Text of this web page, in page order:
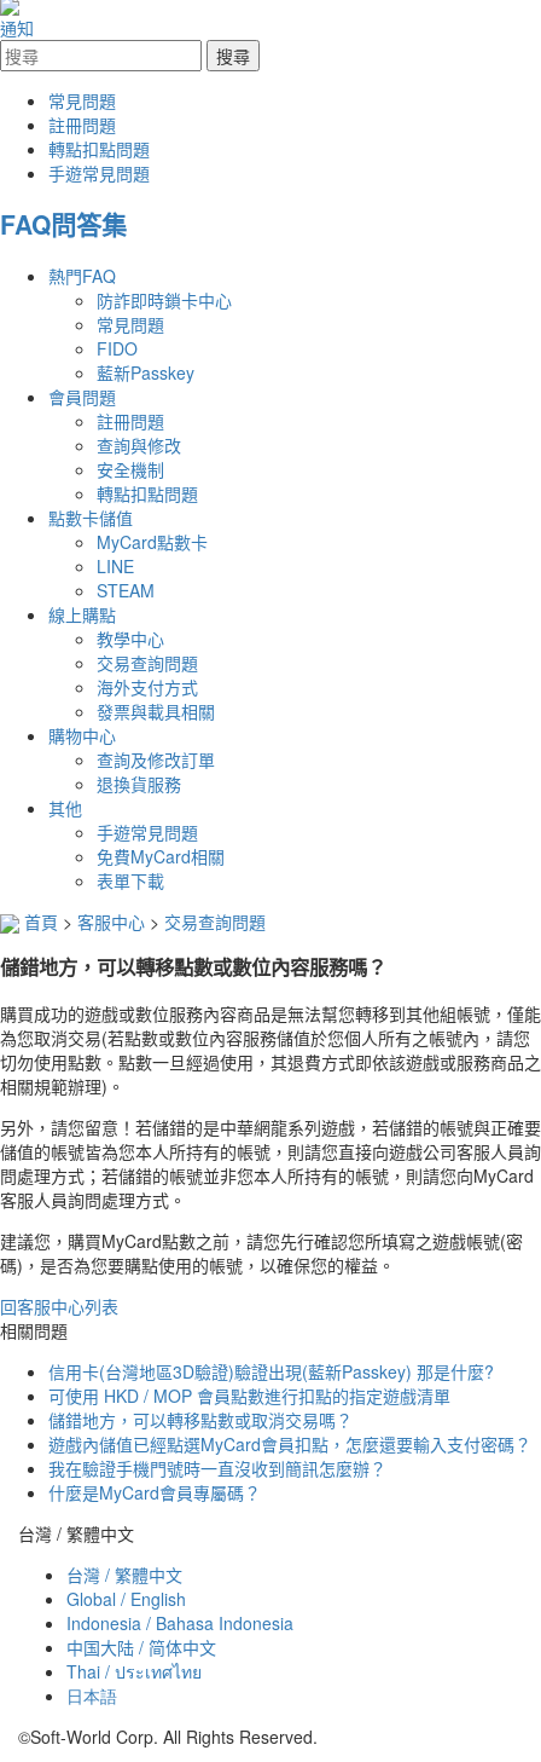
通知
常見問題
註冊問題
轉點扣點問題
手遊常見問題
FAQ問答集
熱門FAQ
防詐即時鎖卡中心
常見問題
FIDO
藍新Passkey
會員問題
註冊問題
查詢與修改
安全機制
轉點扣點問題
點數卡儲值
MyCard點數卡
LINE
STEAM
線上購點
教學中心
交易查詢問題
海外支付方式
發票與載具相關
購物中心
查詢及修改訂單
退換貨服務
其他
手遊常見問題
免費MyCard相關
表單下載
首頁 > 客服中心 > 交易查詢問題
儲錯地方，可以轉移點數或數位內容服務嗎？
購買成功的遊戲或數位服務內容商品是無法幫您轉移到其他組帳號，僅能
為您取消交易(若點數或數位內容服務儲值於您個人所有之帳號內，請您
切勿使用點數。點數一旦經過使用，其退費方式即依該遊戲或服務商品之
相關規範辦理)。
另外，請您留意！若儲錯的是中華網龍系列遊戲，若儲錯的帳號與正確要
儲值的帳號皆為您本人所持有的帳號，則請您直接向遊戲公司客服人員詢
問處理方式；若儲錯的帳號並非您本人所持有的帳號，則請您向MyCard
客服人員詢問處理方式。
建議您，購買MyCard點數之前，請您先行確認您所填寫之遊戲帳號(密
碼)，是否為您要購點使用的帳號，以確保您的權益。
回客服中心列表
相關問題
信用卡(台灣地區3D驗證)驗證出現(藍新Passkey) 那是什麼?
可使用 HKD / MOP 會員點數進行扣點的指定遊戲清單
儲錯地方，可以轉移點數或取消交易嗎？
遊戲內儲值已經點選MyCard會員扣點，怎麼還要輸入支付密碼？
我在驗證手機門號時一直沒收到簡訊怎麼辦？
什麼是MyCard會員專屬碼？
台灣 / 繁體中文
台灣 / 繁體中文
Global / English
Indonesia / Bahasa Indonesia
中国大陆 / 简体中文
Thai / ประเทศไทย
日本語
©Soft-World Corp. All Rights Reserved.